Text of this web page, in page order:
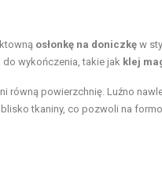
osłonkę na doniczkę w
do wykończenia, takie jak klej
powierzchnię. Luźno
tkaniny, co pozwoli na